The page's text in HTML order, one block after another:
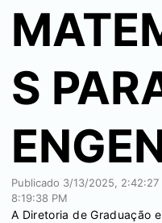
S
Publicado 3/13/2025, 2:42:27
8:19:38 PM
A Diretoria de Graduação